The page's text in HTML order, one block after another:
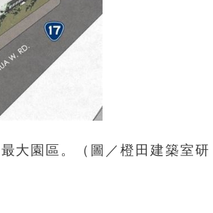
大園區。（圖／橙田建築室研